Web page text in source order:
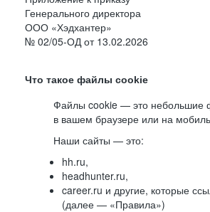
Генерального директора
ООО «Хэдхантер»
№ 02/05-ОД от 13.02.2026
Что такое файлы cookie
Файлы cookie — это небольшие
в вашем браузере или на
Наши сайты — это:
hh.ru,
headhunter.ru,
career.ru и другие, которые
(далее — «Правила»)